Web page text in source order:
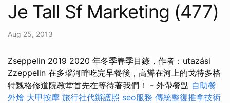
Je Tall Sf Marketing (477)
Aug 25, 2013
Zseppelin 2019 2020 年冬季春季目錄，作者：utazási
Zzeppelin 在多瑙河畔吃完早餐後，高聳在河上的戈特多格
特魏格修道院教堂首先在等待著我們！ - 外帶餐點 自助餐
外燴 大甲按摩 旅行社代辦護照 seo服務 傳統整復推拿技術